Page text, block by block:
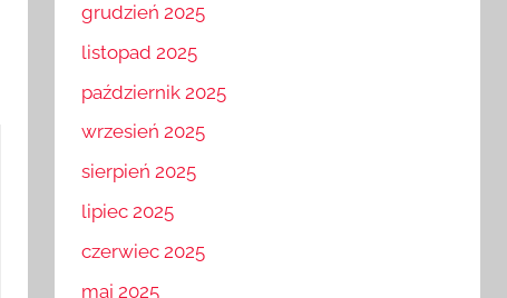
grudzień 2025
listopad 2025
październik 2025
wrzesień 2025
sierpień 2025
lipiec 2025
czerwiec 2025
maj 2025